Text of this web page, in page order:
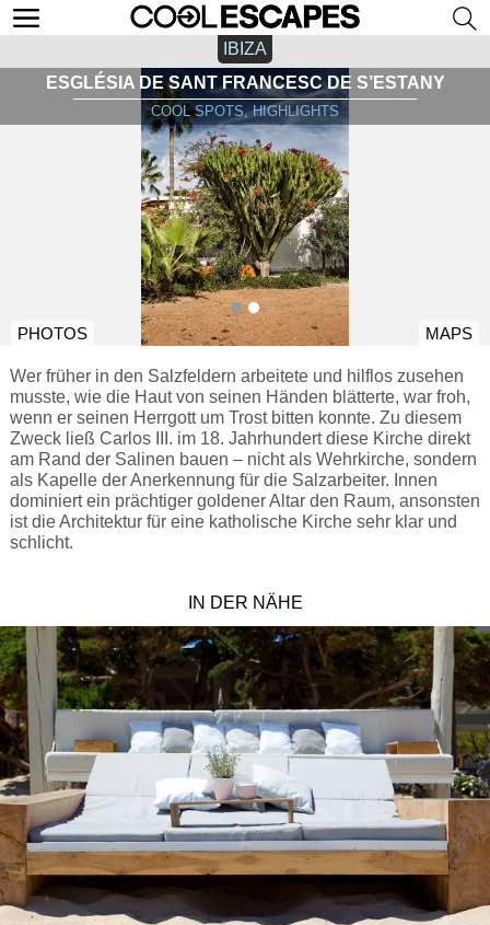
IBIZA
ESGLÉSIA DE SANT FRANCESC DE S’ESTANY
COOL SPOTS, HIGHLIGHTS
PHOTOS MAPS
Wer früher in den Salzfeldern arbeitete und hilflos zusehen
musste, wie die Haut von seinen Händen blätterte, war froh,
wenn er seinen Herrgott um Trost bitten konnte. Zu diesem
Zweck ließ Carlos III. im 18. Jahrhundert diese Kirche direkt
am Rand der Salinen bauen – nicht als Wehrkirche, sondern
als Kapelle der Anerkennung für die Salzarbeiter. Innen
dominiert ein prächtiger goldener Altar den Raum, ansonsten
ist die Architektur für eine katholische Kirche sehr klar und
schlicht.
IN DER NÄHE